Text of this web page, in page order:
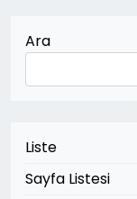
Ara
Liste
Sayfa Listesi